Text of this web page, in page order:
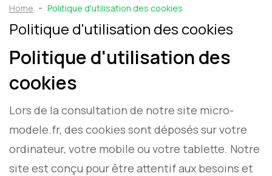
Home Politique d'utilisation des cookies
Politique d'utilisation des cookies
Politique d'utilisation des
cookies
Lors de la consultation de notre site micro-
modele.fr, des cookies sont déposés sur votre
ordinateur, votre mobile ou votre tablette. Notre
site est conçu pour être attentif aux besoins et